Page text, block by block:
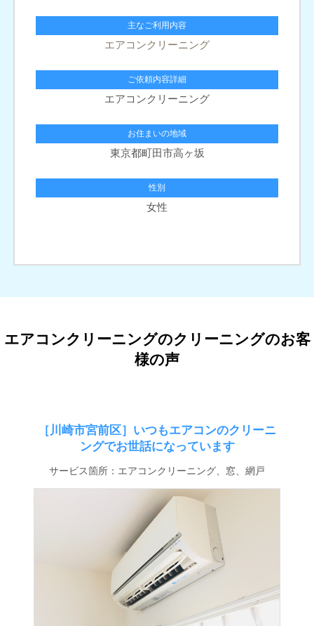
主なご利用内容
エアコンクリーニング
ご依頼内容詳細
エアコンクリーニング
お住まいの地域
東京都町田市高ヶ坂
性別
女性
エアコンクリーニングのクリーニングのお客
様の声
［川崎市宮前区］いつもエアコンのクリーニ
ングでお世話になっています
サービス箇所：エアコンクリーニング、窓、網戸